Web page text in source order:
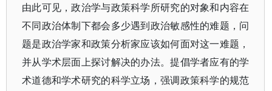
由此可见，政治学与政策科学所研究的对象和内容在
不同政治体制下都会多少遇到政治敏感性的难题，问
题是政治学家和政策分析家应该如何面对这一难题，
并从学术层面上探讨解决的办法。提倡学者应有的学
术道德和学术研究的科学立场，强调政策科学的规范